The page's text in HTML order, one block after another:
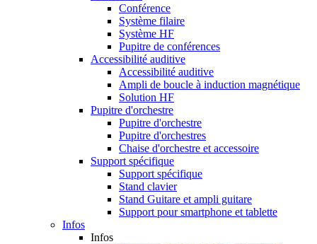
Conférence
Système filaire
Système HF
Pupitre de conférences
Accessibilité auditive
Accessibilité auditive
Ampli de boucle à induction magnétique
Solution HF
Pupitre d'orchestre
Pupitre d'orchestre
Pupitre d'orchestres
Chaise d'orchestre et accessoire
Support spécifique
Support spécifique
Stand clavier
Stand Guitare et ampli guitare
Support pour smartphone et tablette
Infos
Infos